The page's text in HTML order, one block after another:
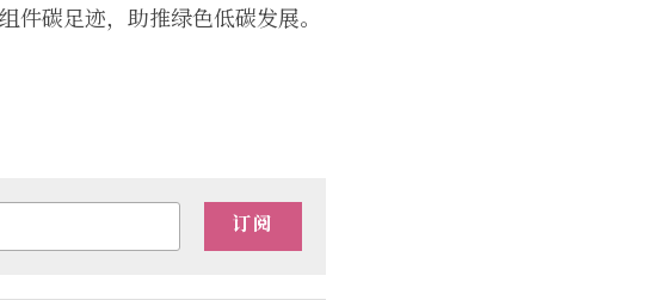
碳足迹，助推绿色低碳发展。
订阅